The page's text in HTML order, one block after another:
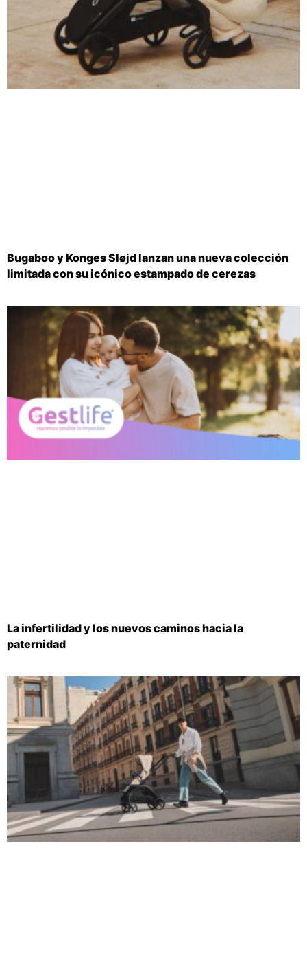
Bugaboo y Konges Sløjd lanzan una nueva colección
limitada con su icónico estampado de cerezas
La infertilidad y los nuevos caminos hacia la
paternidad